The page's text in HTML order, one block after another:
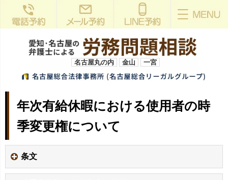
名古屋丸の内 金山 一宮
年次有給休暇における使用者の時
季変更権について
条文